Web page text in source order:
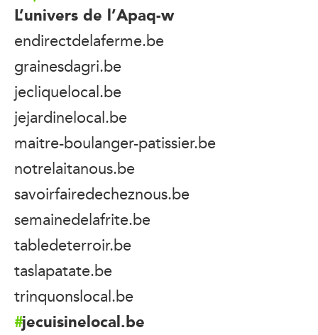
L’univers de l’Apaq-w
endirectdelaferme.be
grainesdagri.be
jecliquelocal.be
jejardinelocal.be
maitre-boulanger-patissier.be
notrelaitanous.be
savoirfairedecheznous.be
semainedelafrite.be
tabledeterroir.be
taslapatate.be
trinquonslocal.be
jecuisinelocal.be